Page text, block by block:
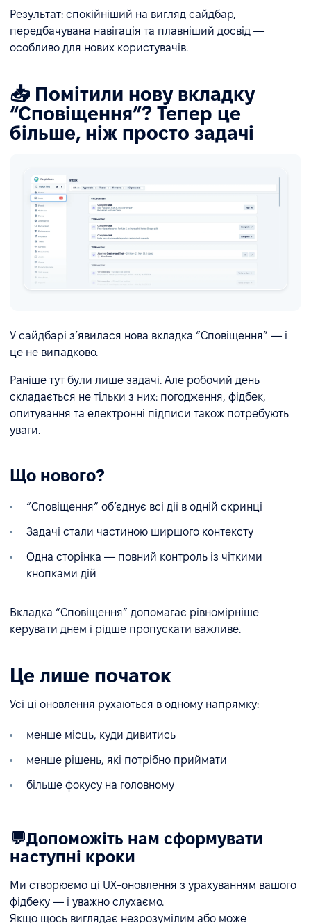
Результат: спокійніший на вигляд сайдбар,
передбачувана навігація та плавніший досвід —
особливо для нових користувачів.
📥 Помітили нову вкладку
“Сповіщення”? Тепер це
більше, ніж просто задачі
У сайдбарі з’явилася нова вкладка “Сповіщення” — і
це не випадково.
Раніше тут були лише задачі. Але робочий день
складається не тільки з них: погодження, фідбек,
опитування та електронні підписи також потребують
уваги.
Що нового?
“Сповіщення” об’єднує всі дії в одній скринці
Задачі стали частиною ширшого контексту
Одна сторінка — повний контроль із чіткими
кнопками дій
Вкладка “Сповіщення” допомагає рівномірніше
керувати днем і рідше пропускати важливе.
Це лише початок
Усі ці оновлення рухаються в одному напрямку:
менше місць, куди дивитись
менше рішень, які потрібно приймати
більше фокусу на головному
💬Допоможіть нам сформувати
наступні кроки
Ми створюємо ці UX-оновлення з урахуванням вашого
фідбеку — і уважно слухаємо.
Якщо щось виглядає незрозумілим або може